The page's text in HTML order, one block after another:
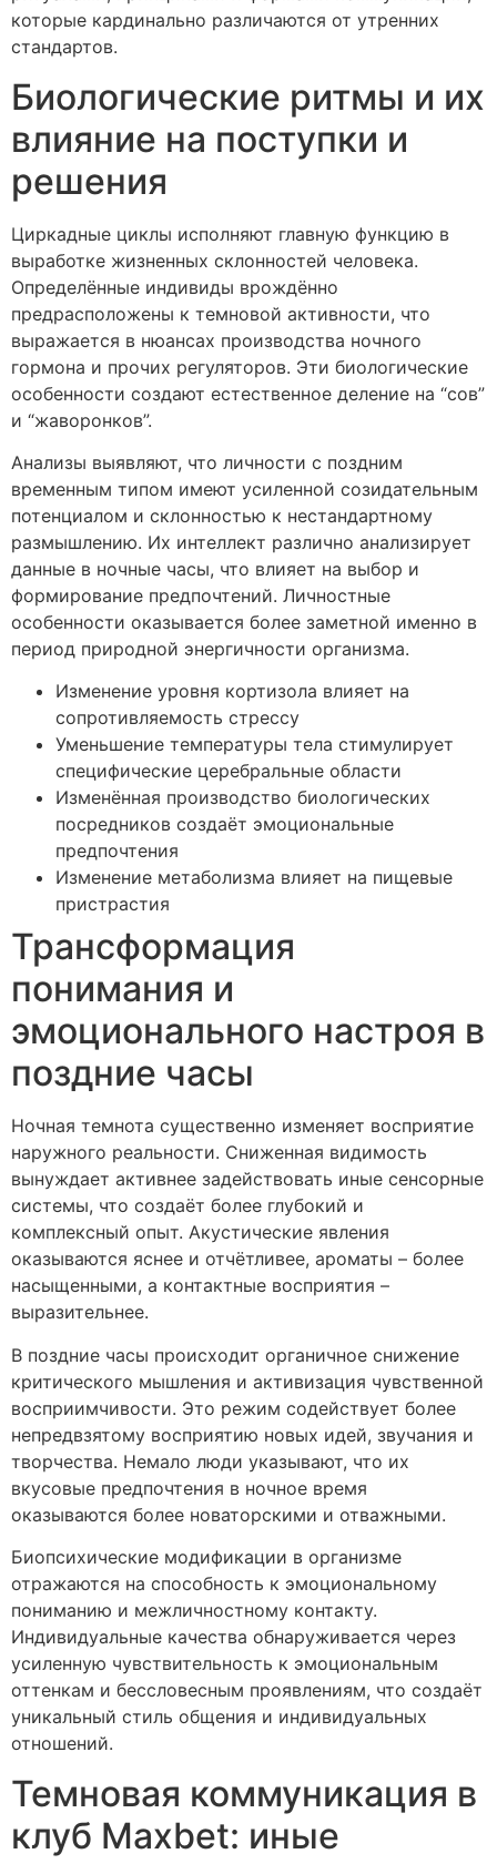
которые кардинально различаются от утренних
стандартов.
Биологические ритмы и их
влияние на поступки и
решения
Циркадные циклы исполняют главную функцию в
выработке жизненных склонностей человека.
Определённые индивиды врождённо
предрасположены к темновой активности, что
выражается в нюансах производства ночного
гормона и прочих регуляторов. Эти биологические
особенности создают естественное деление на “сов”
и “жаворонков”.
Анализы выявляют, что личности с поздним
временным типом имеют усиленной созидательным
потенциалом и склонностью к нестандартному
размышлению. Их интеллект различно анализирует
данные в ночные часы, что влияет на выбор и
формирование предпочтений. Личностные
особенности оказывается более заметной именно в
период природной энергичности организма.
Изменение уровня кортизола влияет на
сопротивляемость стрессу
Уменьшение температуры тела стимулирует
специфические церебральные области
Изменённая производство биологических
посредников создаёт эмоциональные
предпочтения
Изменение метаболизма влияет на пищевые
пристрастия
Трансформация
понимания и
эмоционального настроя в
поздние часы
Ночная темнота существенно изменяет восприятие
наружного реальности. Сниженная видимость
вынуждает активнее задействовать иные сенсорные
системы, что создаёт более глубокий и
комплексный опыт. Акустические явления
оказываются яснее и отчётливее, ароматы – более
насыщенными, а контактные восприятия –
выразительнее.
В поздние часы происходит органичное снижение
критического мышления и активизация чувственной
восприимчивости. Это режим содействует более
непредвзятому восприятию новых идей, звучания и
творчества. Немало люди указывают, что их
вкусовые предпочтения в ночное время
оказываются более новаторскими и отважными.
Биопсихические модификации в организме
отражаются на способность к эмоциональному
пониманию и межличностному контакту.
Индивидуальные качества обнаруживается через
усиленную чувствительность к эмоциональным
оттенкам и бессловесным проявлениям, что создаёт
уникальный стиль общения и индивидуальных
отношений.
Темновая коммуникация в
клуб Maxbet: иные